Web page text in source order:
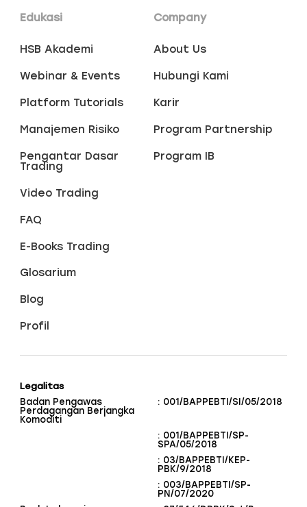
Edukasi
HSB Akademi
Webinar & Events
Platform Tutorials
Manajemen Risiko
Pengantar Dasar
Trading
Video Trading
FAQ
E-Books Trading
Glosarium
Blog
Profil
Company
About Us
Hubungi Kami
Karir
Program Partnership
Program IB
Legalitas
Badan Pengawas
Perdagangan Berjangka
Komoditi
: 001/BAPPEBTI/SI/05/2018
: 001/BAPPEBTI/SP-
SPA/05/2018
: 03/BAPPEBTI/KEP-
PBK/9/2018
: 003/BAPPEBTI/SP-
PN/07/2020